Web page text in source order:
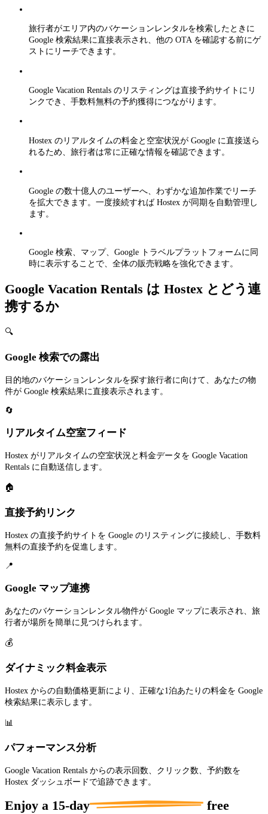
旅行者がエリア内のバケーションレンタルを検索したときに
Google 検索結果に直接表示され、他の OTA を確認する前にゲ
ストにリーチできます。
Google Vacation Rentals のリスティングは直接予約サイトにリ
ンクでき、手数料無料の予約獲得につながります。
Hostex のリアルタイムの料金と空室状況が Google に直接送ら
れるため、旅行者は常に正確な情報を確認できます。
Google の数十億人のユーザーへ、わずかな追加作業でリーチ
を拡大できます。一度接続すれば Hostex が同期を自動管理し
ます。
Google 検索、マップ、Google トラベルプラットフォームに同
時に表示することで、全体の販売戦略を強化できます。
Google Vacation Rentals は Hostex とどう連
携するか
🔍
Google 検索での露出
目的地のバケーションレンタルを探す旅行者に向けて、あなたの物
件が Google 検索結果に直接表示されます。
🔄
リアルタイム空室フィード
Hostex がリアルタイムの空室状況と料金データを Google Vacation
Rentals に自動送信します。
🏠
直接予約リンク
Hostex の直接予約サイトを Google のリスティングに接続し、手数料
無料の直接予約を促進します。
📍
Google マップ連携
あなたのバケーションレンタル物件が Google マップに表示され、旅
行者が場所を簡単に見つけられます。
💰
ダイナミック料金表示
Hostex からの自動価格更新により、正確な1泊あたりの料金を Google
検索結果に表示します。
📊
パフォーマンス分析
Google Vacation Rentals からの表示回数、クリック数、予約数を
Hostex ダッシュボードで追跡できます。
Enjoy a 15-day
free